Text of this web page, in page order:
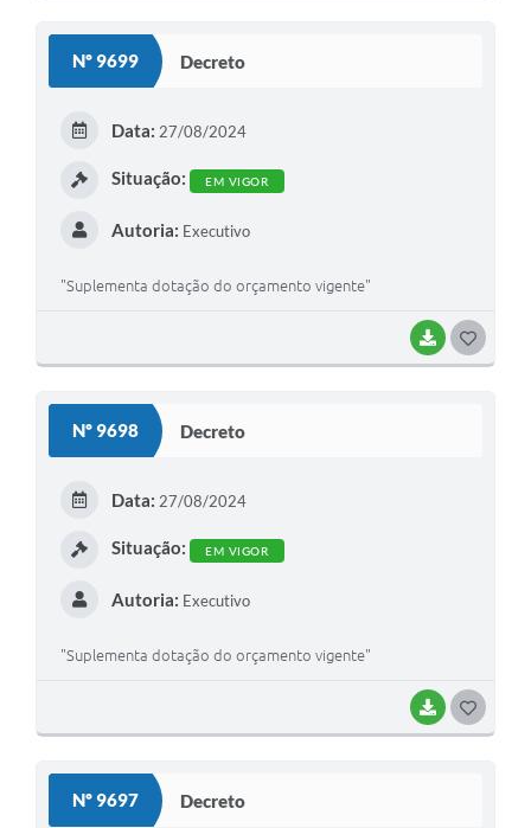
Nº 9699 Decreto
BAIXAR
Data: 27/08/2024
Situação: EM VIGOR
Autoria: Executivo
"Suplementa dotação do orçamento vigente"
Nº 9698 Decreto
BAIXAR
Data: 27/08/2024
Situação: EM VIGOR
Autoria: Executivo
"Suplementa dotação do orçamento vigente"
Nº 9697 Decreto